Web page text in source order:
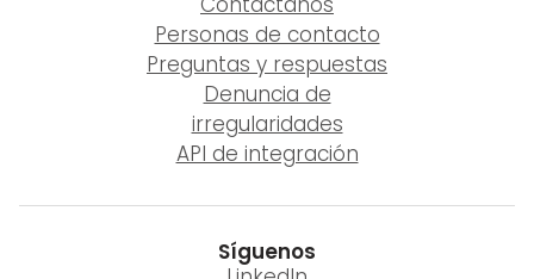
Personas de contacto
Preguntas y respuestas
Denuncia de
irregularidades
API de integración
Síguenos